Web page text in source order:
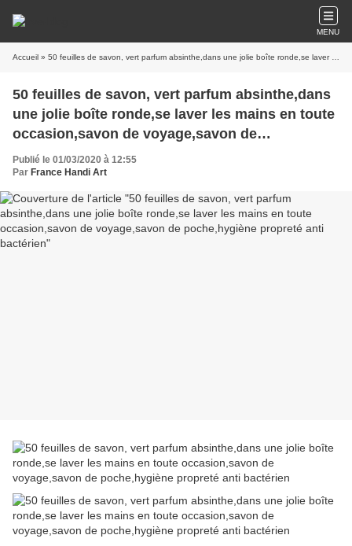
MENU
Accueil » 50 feuilles de savon, vert parfum absinthe,dans une jolie boîte ronde,se laver les mains en toute occasion,savon de voyage,savon de poche,hygiène propreté anti bactérien
50 feuilles de savon, vert parfum absinthe,dans
une jolie boîte ronde,se laver les mains en toute
occasion,savon de voyage,savon de
poche,hygiène propreté anti bactérien
Publié le 01/03/2020 à 12:55
Par France Handi Art